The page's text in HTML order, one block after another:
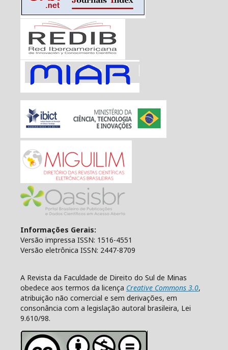
Informações Gerais:
Versão impressa ISSN: 1516-4551
Versão eletrônica ISSN: 2447-8709
A Revista da Faculdade de Direito do Sul de Minas
obedece aos termos da licença Creative Commons 3.0,
atribuição não comercial e sem derivações, em
consonância com a legislação autoral brasileira, Lei
9.610/98.